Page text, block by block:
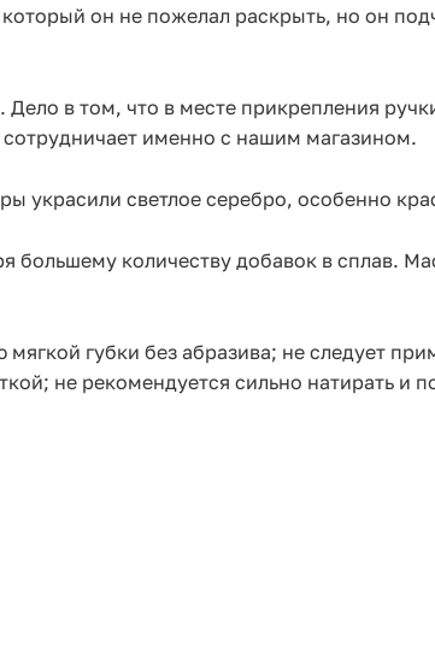
он не пожелал раскрыть, но он
в том, что в месте прикрепления
именно с нашим магазином.
украсили светлое серебро, особенно
большему количеству добавок в сплав.
губки без абразива; не следует
не рекомендуется сильно натирать и